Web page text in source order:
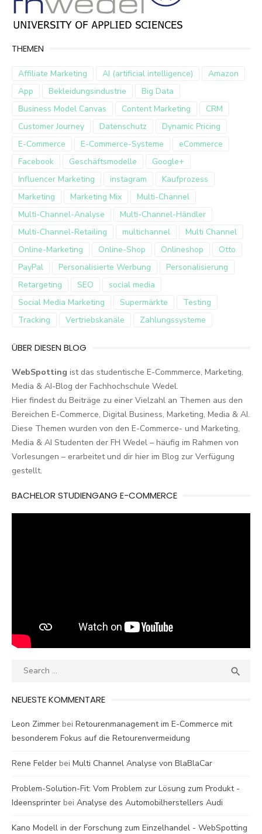
THEMEN
Affiliate Marketing AI (artificial intelligence)
Amazon
App
Bekleidungsindustrie
Big Data
Business Model Canvas
Content Marketing
CRM
Customer Journey
Datenschutz
Dynamic Pricing
E-Commerce
E-Commerce-Systeme
eCommerce
Facebook
Geschäftsmodelle
Google+
Influencer Marketing
instagram
Kaufprozess
Marketing
Marketing Mix
Multi-Channel
Multi-Channel-Analyse
Multi-Channel-Händler
Multi-Channel-Retailing
multichannel
Multi Channel
Online-Marketing
Online-Shop Onlineshop
Otto
PayPal
Personalisierte Werbung
Personalisierung
Retargeting
SEO
social media
Social Media Marketing
Supermärkte
Testing
Tracking
Vertriebskanäle Zahlungssysteme
ÜBER DIESEN BLOG
WebSpotting ist das studentische E-Commmerce, Marketing,
Media & AI-Blog der Fachhochschule Wedel.
Hier findest du Beiträge zu einer Vielzahl an Themen aus den
Bereichen E-Commerce, Digital Business, Marketing, Media & AI.
Diese Themen wurden von den E-Commerce- und Marketing,
Media & AI Studenten der FH Wedel – häufig im Rahmen von
Vorlesungen – erarbeitet und dir hier im Blog zur Verfügung
gestellt.
BACHELOR STUDIENGANG E-COMMERCE
Search

NEUESTE KOMMENTARE
Leon Zimmer bei Retourenmanagement im E-Commerce mit
besonderem Fokus auf die Retourenvermeidung
Rene Felder bei Multi Channel Analyse von BlaBlaCar
Problem-Solution-Fit: Vom Problem zur Lösung zum Produkt -
Ideensprinter bei Analyse des Automobilherstellers Audi
Kano Modell in der Forschung zum Einzelhandel - WebSpotting